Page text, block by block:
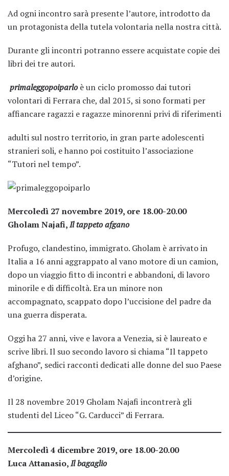
Ad ogni incontro sarà presente l’autore, introdotto da
un protagonista della tutela volontaria nella nostra città.
Durante gli incontri potranno essere acquistate copie dei
libri dei tre autori.
primaleggopoiparloè un ciclo promosso dai tutori
volontari di Ferrara che, dal 2015, si sono formati per
affiancare ragazzi e ragazze minorenni privi di riferimenti
adulti sul nostro territorio, in gran parte adolescenti
stranieri soli, e hanno poi costituito l’associazione
“Tutori nel tempo”.
Mercoledì 27 novembre 2019, ore 18.00-20.00
Gholam Najafi,Il tappeto afgano
Profugo, clandestino, immigrato. Gholam è arrivato in
Italia a 16 anni aggrappato al vano motore di un camion,
dopo un viaggio fitto di incontri e abbandoni, di lavoro
minorile e di difficoltà. Era un minore non
accompagnato, scappato dopo l’uccisione del padre da
una guerra disperata.
Oggi ha 27 anni, vive e lavora a Venezia, si è laureato e
scrive libri. Il suo secondo lavoro si chiama “Il tappeto
afghano”, sedici racconti dedicati alle donne del suo Paese
d’origine.
Il 28 novembre 2019 Gholam Najafi incontrerà gli
studenti del Liceo “G. Carducci” di Ferrara.
Mercoledì 4 dicembre 2019, ore 18.00-20.00
Luca Attanasio,Il bagaglio